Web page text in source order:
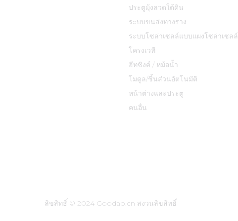
ประตูมุ้งลวดใต้ดิน
ระบบขนส่งทางราง
ระบบโซล่าเซลล์แบบแผงโซล่าเซลล์
โครงเวที
ฮีทซิงค์ / หม้อน้ำ
โมดูล/ชิ้นส่วนอัตโนมัติ
หน้าต่างและประตู
คนอื่น
ลิขสิทธิ์ © 2024 Goodao.cn สงวนลิขสิทธิ์